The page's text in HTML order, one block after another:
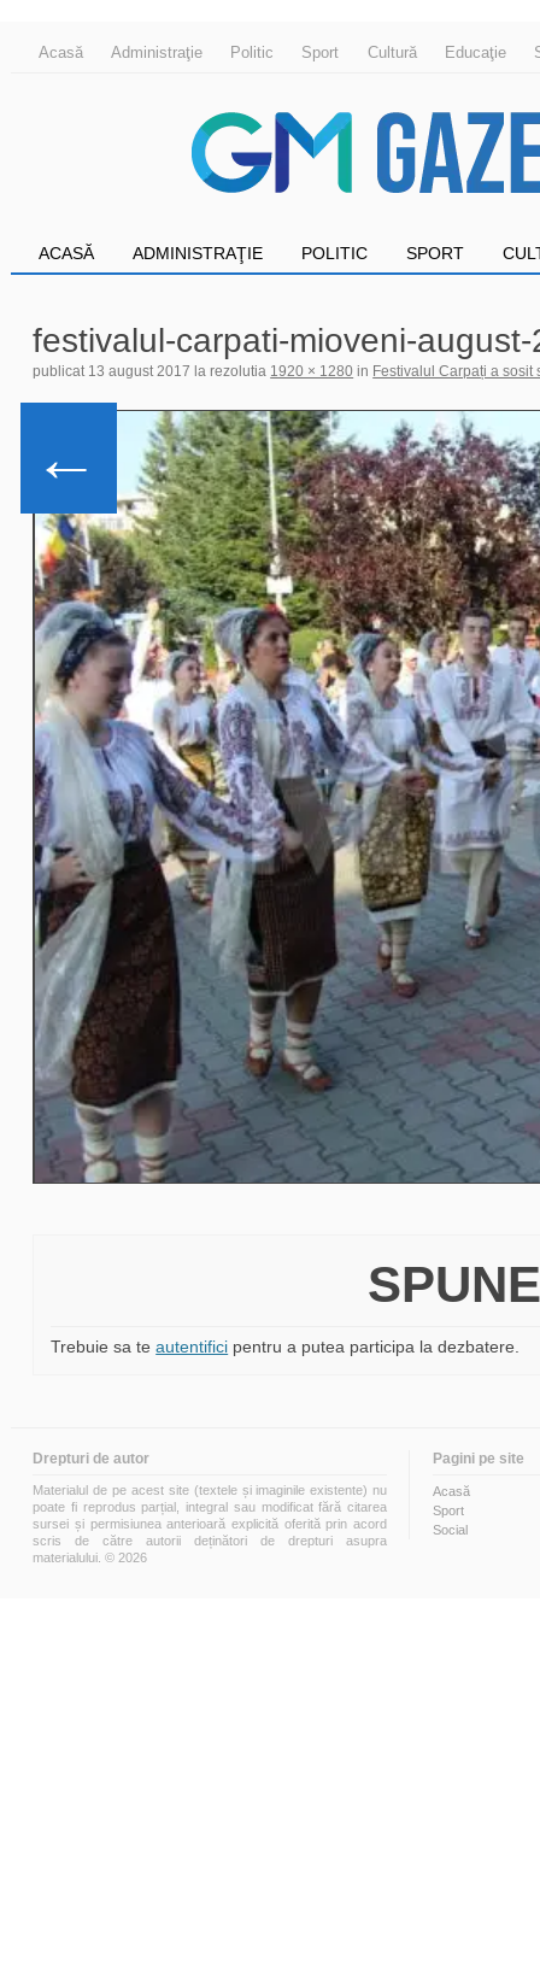
Acasă Administraţie Politic Sport Cultură Educaţie
ACASĂ ADMINISTRAŢIE POLITIC SPORT
festivalul-carpati-mioveni-
publicat 13 august 2017 la rezolutia 1920 × 1280 in Festivalul Carpați a sosit
←
Trebuie sa teautentifici pentru a putea participa la dezbatere.
Drepturi de autor
Materialul de pe acest site (textele și imaginile existente) nu
poate fi reprodus parțial, integral sau modificat fără citarea
sursei și permisiunea anterioară explicită oferită prin acord
scris de către autorii deținători de drepturi asupra
materialului. © 2026
Pagini pe site
Acasă
Sport
Social